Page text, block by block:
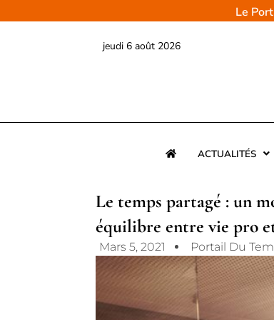
au
Le
jeudi 6 août 2026
ACTUALITÉS
Le temps partagé : un
équilibre entre vie pro
Mars 5, 2021 Portail Du